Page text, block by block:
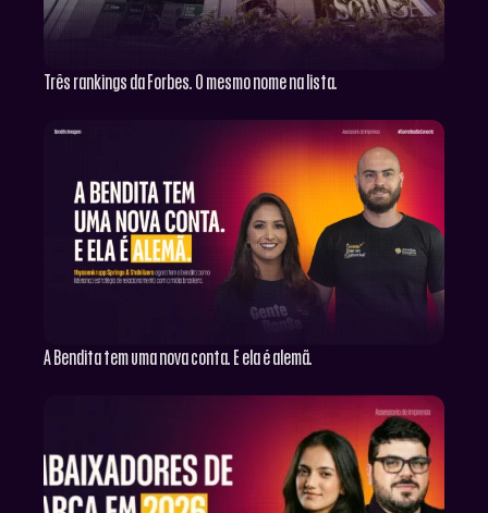
Três rankings da Forbes. O mesmo nome na lista.
A Bendita tem uma nova conta. E ela é alemã.